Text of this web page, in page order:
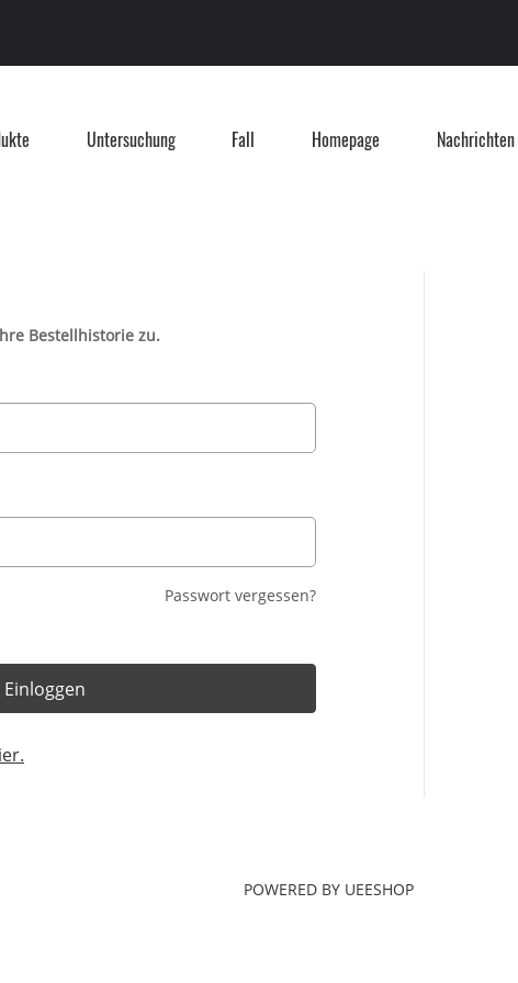
Untersuchung Fall Homepage Nachrichten
Bestellhistorie zu.
Passwort vergessen?
Einloggen
POWERED BY UEESHOP